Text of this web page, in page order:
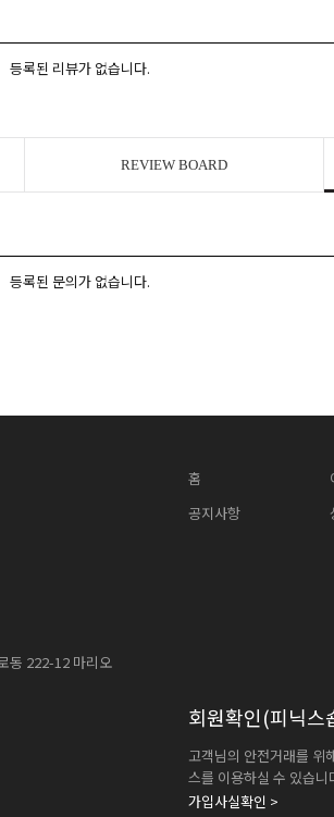
등록된 리뷰가 없습니다.
REVIEW BOARD
등록된 문의가 없습니다.
동 222-12 마리오
홈
공지사항
회원확인(피닉스
고객님의 안전거래를 위
스를 이용하실 수 있습니
가입사실확인 >